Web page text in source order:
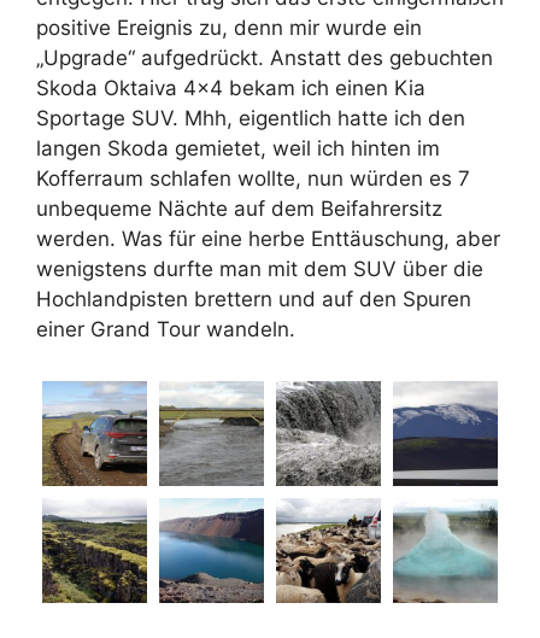
positive Ereignis zu, denn mir wurde ein
„Upgrade“ aufgedrückt. Anstatt des gebuchten
Skoda Oktaiva 4×4 bekam ich einen Kia
Sportage SUV. Mhh, eigentlich hatte ich den
langen Skoda gemietet, weil ich hinten im
Kofferraum schlafen wollte, nun würden es 7
unbequeme Nächte auf dem Beifahrersitz
werden. Was für eine herbe Enttäuschung, aber
wenigstens durfte man mit dem SUV über die
Hochlandpisten brettern und auf den Spuren
einer Grand Tour wandeln.